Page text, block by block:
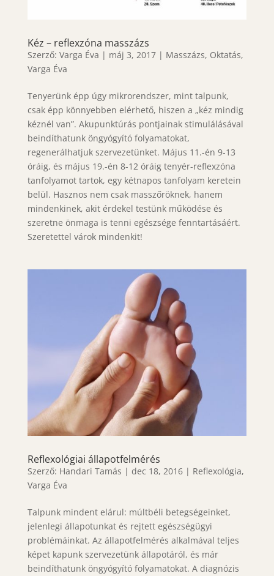
Kéz – reflexzóna masszázs
Szerző: Varga Éva | máj 3, 2017| Masszázs, Oktatás,
Varga Éva
Tenyerünk épp úgy mikrorendszer, mint talpunk,
csak épp könnyebben elérhető, hiszen a „kéz mindig
kéznél van”. Akupunktúrás pontjainak stimulálásával
beindíthatunk öngyógyító folyamatokat,
regenerálhatjuk szervezetünket. Május 11.-én 9-13
óráig, és május 19.-én 8-12 óráig tenyér-reflexzóna
tanfolyamot tartok, egy kétnapos tanfolyam keretein
belül. Hasznos nem csak masszőröknek, hanem
mindenkinek, akit érdekel testünk működése és
szeretne önmaga is tenni egészsége fenntartásáért.
Szeretettel várok mindenkit!
Reflexológiai állapotfelmérés
Szerző: Handari Tamás | dec 18, 2016| Reflexológia,
Varga Éva
Talpunk mindent elárul: múltbéli betegségeinket,
jelenlegi állapotunkat és rejtett egészségügyi
problémáinkat. Az állapotfelmérés alkalmával teljes
képet kapunk szervezetünk állapotáról, és már
beindíthatunk öngyógyító folyamatokat. A diagnózis